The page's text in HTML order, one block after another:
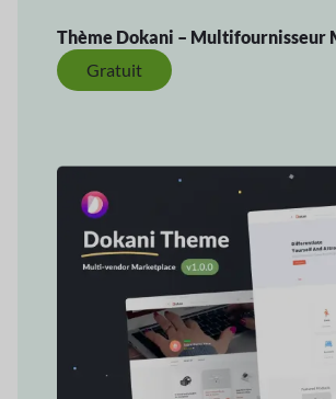
Thème Dokani – Multifournisseur
Gratuit